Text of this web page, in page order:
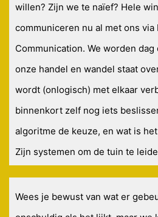
willen? Zijn we te naïef? Hele
communiceren nu al met ons via
Communication. We worden
onze handel en wandel staat
wordt (onlogisch) met elkaar
binnenkort zelf nog iets
algoritme de keuze, en wat is
Zijn systemen om de tuin te
Wees je bewust van wat er